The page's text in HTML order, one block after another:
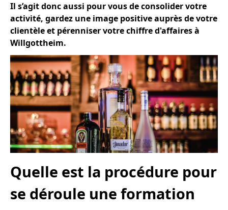
Il s’agit donc aussi pour vous de consolider votre
activité, gardez une image positive auprès de votre
clientèle et pérenniser votre chiffre d'affaires à
Willgottheim.
Quelle est la procédure pour
se déroule une formation